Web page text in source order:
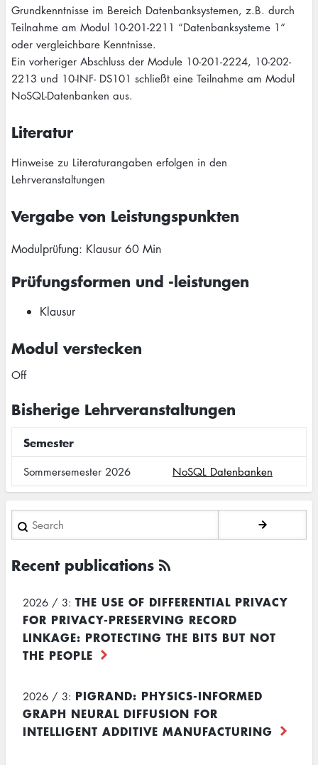
Grundkenntnisse im Bereich Datenbanksystemen, z.B. durch
Teilnahme am Modul 10-201-2211 “Datenbanksysteme 1“
oder vergleichbare Kenntnisse.
Ein vorheriger Abschluss der Module 10-201-2224, 10-202-
2213 und 10-INF- DS101 schließt eine Teilnahme am Modul
NoSQL-Datenbanken aus.
Literatur
Hinweise zu Literaturangaben erfolgen in den
Lehrveranstaltungen
Vergabe von Leistungspunkten
Modulprüfung: Klausur 60 Min
Prüfungsformen und -leistungen
Klausur
Modul verstecken
Off
Bisherige Lehrveranstaltungen
Semester
Sommersemester 2026 NoSQL Datenbanken
Search
Recent publications
2026 / 3: THE USE OF DIFFERENTIAL PRIVACY
FOR PRIVACY-PRESERVING RECORD
LINKAGE: PROTECTING THE BITS BUT NOT
THE PEOPLE
2026 / 3: PIGRAND: PHYSICS-INFORMED
GRAPH NEURAL DIFFUSION FOR
INTELLIGENT ADDITIVE MANUFACTURING